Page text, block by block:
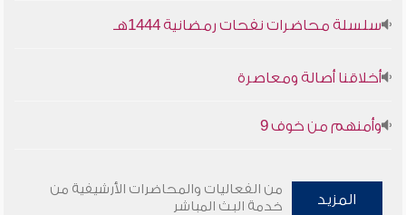
سلسلة محاضرات نفحات رمضانية 1444هـ
أخلاقنا أصالة ومعاصرة
وأمنهم من خوف 9
المزيد
من الفعاليات والمحاضرات الأرشيفية من
خدمة البث المباشر